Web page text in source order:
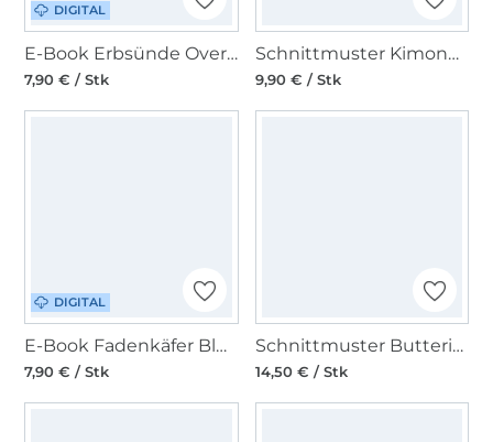
DIGITAL
E-Book Erbsünde Oversize Bluse - Tunika Lucia
7,90 € / Stk
Schnittmuster Kimono, Burda 6161
9,90 € / Stk
DIGITAL
E-Book Fadenkäfer Bluse Fennja Damen
7,90 € / Stk
Schnittmuster Butterick 6534 Kombination
14,50 € / Stk